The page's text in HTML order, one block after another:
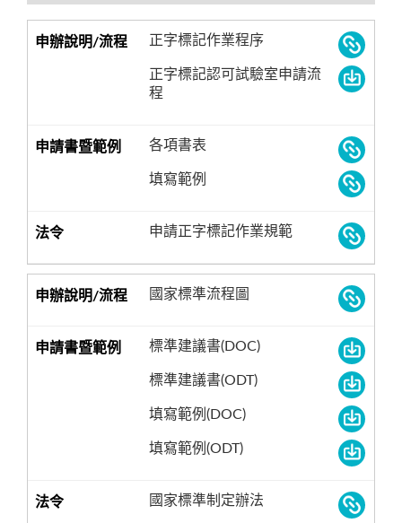
正字標記作業程序
正字標記認可試驗室申請流
程
各項書表
填寫範例
申請正字標記作業規範
國家標準流程圖
標準建議書(DOC)
標準建議書(ODT)
填寫範例(DOC)
填寫範例(ODT)
國家標準制定辦法